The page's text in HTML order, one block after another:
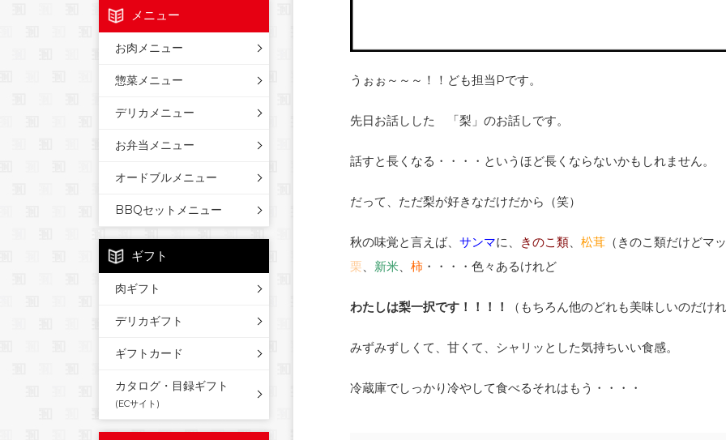
うぉぉ～～～！！ども担当Pです。
先日お話しした 「梨」のお話しです。
話すと長くなる・・・・というほど長くならないかもしれません。
だって、ただ梨が好きなだけだから（笑）
秋の味覚と言えば、 サンマに、 きのこ類 松茸 （きのこ類だけどマ
栗
新米 柿 ・・・・色々あるけれど
わたしは梨一択です！！！！ （もちろん他のどれも美味しいのだけ
みずみずしくて、甘くて、シャリッとした気持ちいい食感。
冷蔵庫でしっかり冷やして食べるそれはもう・・・・
メニュー
お肉メニュー
惣菜メニュー
デリカメニュー
お弁当メニュー
オードブルメニュー
BBQセットメニュー
ギフト
肉ギフト
デリカギフト
ギフトカード
カタログ・目録ギフト
(ECサイト)